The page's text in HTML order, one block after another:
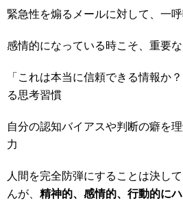
緊急性を煽るメールに対して、一
感情的になっている時こそ、重要
「これは本当に信頼できる情報か
る思考習慣
自分の認知バイアスや判断の癖を
力
人間を完全防弾にすることは決し
んが、 精神的、感情的、行動的に